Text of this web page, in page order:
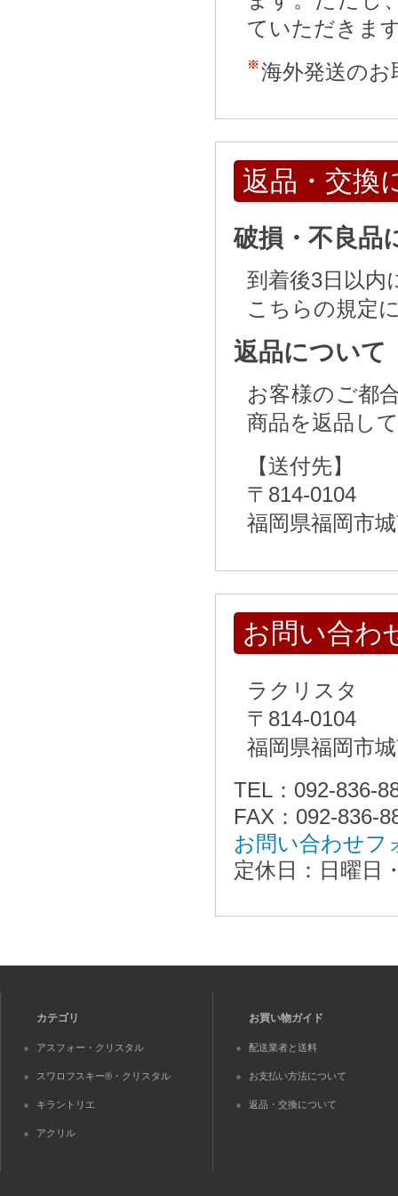
ていただきま
海外発送の
返品・交換
破損・不良品
到着後3日以内
こちらの規定
返品について
お客様のご都
商品を返品し
【送付先】
〒814-0104
福岡県福岡市
お問い合わ
ラクリスタ
〒814-0104
福岡県福岡市
TEL：092-836-
FAX：092-836-
お問い合わせフ
定休日：日曜日
カテゴリ
アスフォー・クリスタル
スワロフスキー®・クリスタル
キラントリエ
アクリル
お買い物ガイド
配送業者と送料
お支払い方法について
返品・交換について